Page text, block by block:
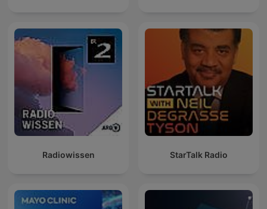
Radiowissen StarTalk Radio